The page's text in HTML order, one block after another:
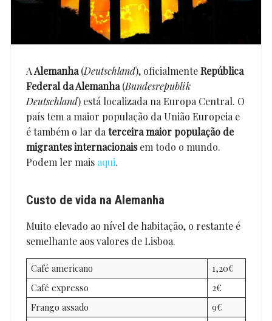
AAlemanha(Deutschland), oficialmenteRepública
Federal da Alemanha(Bundesrepublik
Deutschland) está localizada na Europa Central. O
país tem a maior população da União Europeia e
é também o lar daterceira maior população de
migrantes internacionaisem todo o mundo.
Podem ler mais aqui.
Custo de vida na Alemanha
Muito elevado ao ní­vel de habitação, o restante é
semelhante aos valores de Lisboa.
Café americano
1,20€
Café expresso
2€
Frango assado
9€